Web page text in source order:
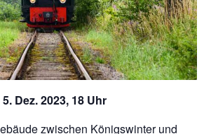
Dez. 2023, 18 Uhr
zwischen Königswinter und